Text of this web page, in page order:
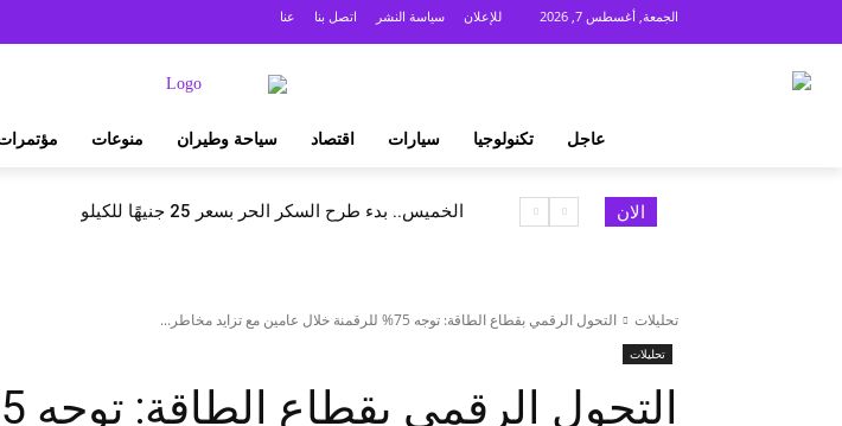
الجمعة, أغسطس 7, 2026 عنا اتصل بنا سياسة النشر للإعلان
عاجل تكنولوجيا سيارات اقتصاد سياحة وطيران منوعات
الان الخميس.. بدء طرح السكر الحر بسعر 25 جنيهًا للكيلو
تحليلات التحول الرقمي بقطاع الطاقة: توجه 75% للرقمنة خلال عامين مع تزايد مخاطر...
تحليلات